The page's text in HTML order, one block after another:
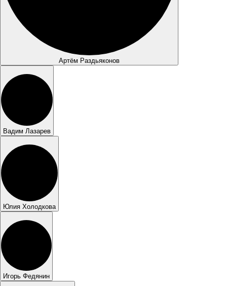
Артём Раздьяконов
Вадим Лазарев
Юлия Холодкова
Игорь Федянин